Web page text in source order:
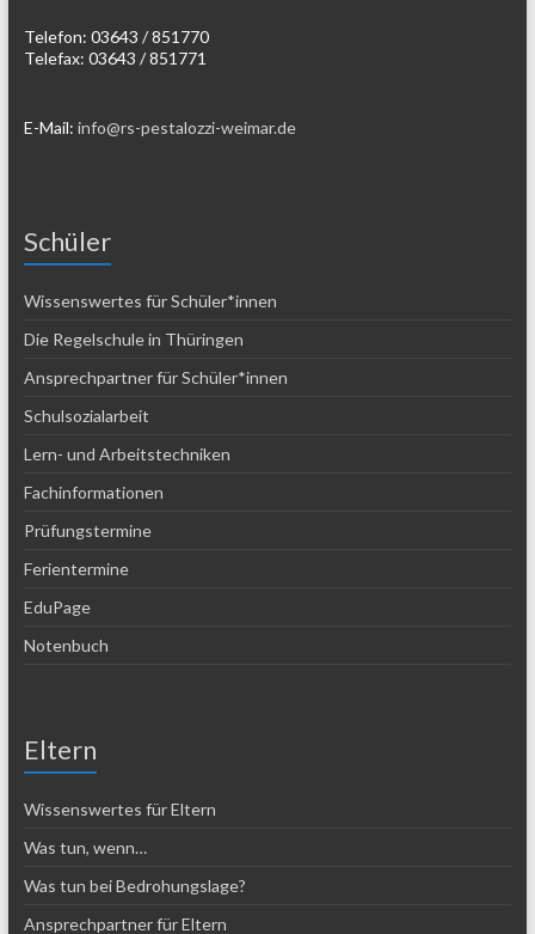
Telefon: 03643 / 851770
Telefax: 03643 / 851771
E-Mail: info@rs-pestalozzi-weimar.de
Schüler
Wissenswertes für Schüler*innen
Die Regelschule in Thüringen
Ansprechpartner für Schüler*innen
Schulsozialarbeit
Lern- und Arbeitstechniken
Fachinformationen
Prüfungstermine
Ferientermine
EduPage
Notenbuch
Eltern
Wissenswertes für Eltern
Was tun, wenn…
Was tun bei Bedrohungslage?
Ansprechpartner für Eltern